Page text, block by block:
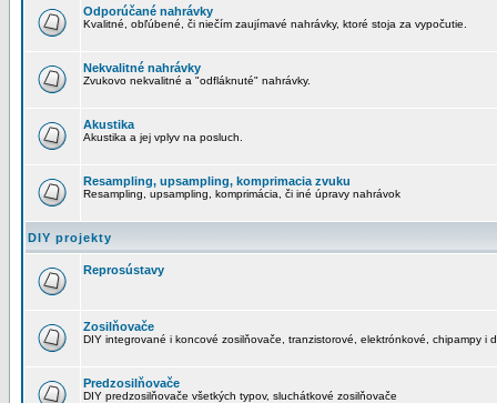
Odporúčané nahrávky
Kvalitné, obľúbené, či niečím zaujímavé nahrávky, ktoré stoja za vypočutie.
Nekvalitné nahrávky
Zvukovo nekvalitné a "odfláknuté" nahrávky.
Akustika
Akustika a jej vplyv na posluch.
Resampling, upsampling, komprimacia zvuku
Resampling, upsampling, komprimácia, či iné úpravy nahrávok
DIY projekty
Reprosústavy
Zosilňovače
DIY integrované i koncové zosilňovače, tranzistorové, elektrónkové, chipampy i
Predzosilňovače
DIY predzosilňovače všetkých typov, sluchátkové zosilňovače